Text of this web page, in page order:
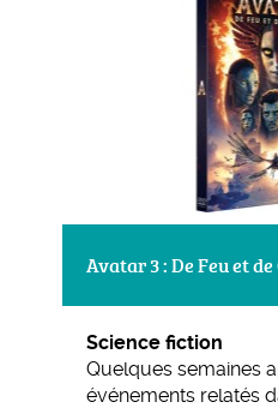
Avatar 3 : De Feu et
Science fiction
Quelques semaines
événements relatés